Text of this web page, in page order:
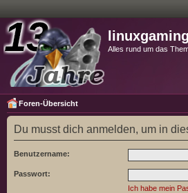
Alles rund um das
Foren-Übersicht
Du musst dich anmelden, um in
Benutzername:
Passwort:
Ich habe mein